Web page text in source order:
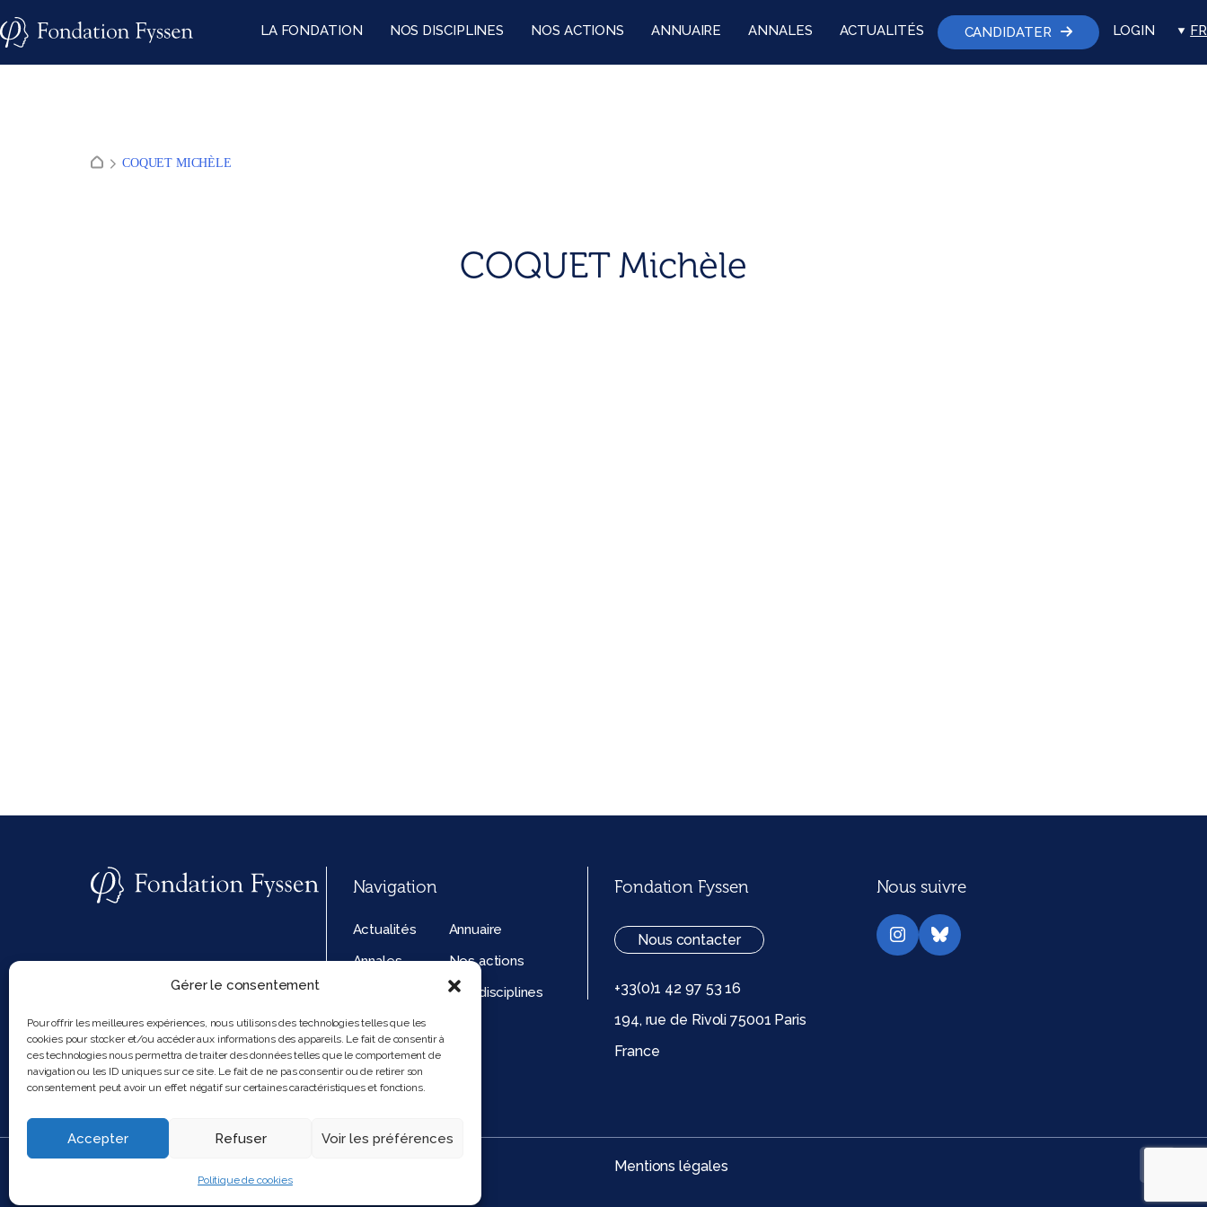
Gérer le consentement
Pour offrir les meilleures expériences, nous utilisons des technologies telles que les
cookies pour stocker et/ou accéder aux informations des appareils. Le fait de consentir à
ces technologies nous permettra de traiter des données telles que le comportement de
navigation ou les ID uniques sur ce site. Le fait de ne pas consentir ou de retirer son
consentement peut avoir un effet négatif sur certaines caractéristiques et fonctions.
Accepter Refuser Voir les préférences
Politique de cookies
to
LA FONDATION NOS DISCIPLINES NOS ACTIONS ANNUAIRE ANNALES ACTUALITÉS CANDIDATER LOGIN FR
COQUET MICHÈLE
COQUET Michèle
Navigation
Actualités
Annuaire
Annales
Nos actions
Nos disciplines
Politique de
cookies (UE)
Fondation Fyssen
Nous contacter
+33(0)1 42 97 53 16
194, rue de Rivoli 75001 Paris
France
Nous suivre
Instagram
Bluesky
Mentions légales